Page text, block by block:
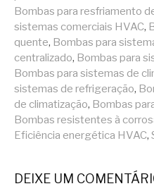
Bombas para resfriamento
sistemas comerciais HVAC,
quente, Bombas para
centralizado, Bombas para
Bombas para sistemas de
sistemas de refrigeração,
de climatização, Bombas
Bombas resistentes à
Eficiência energética HVAC,
DEIXE UM